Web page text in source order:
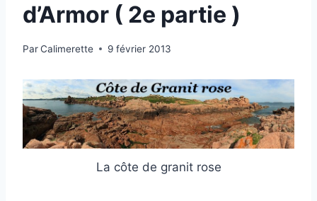
d’Armor ( 2e partie )
ParCalimerette 9 février 2013
La côte de granit rose